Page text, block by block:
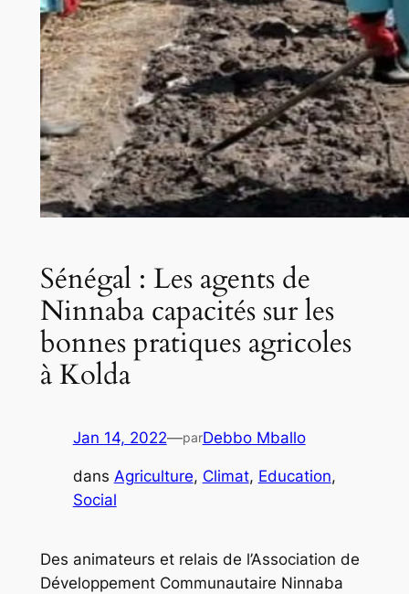
Sénégal : Les agents de
Ninnaba capacités sur les
bonnes pratiques agricoles
à Kolda
Jan 14, 2022—parDebbo Mballo
dans Agriculture, Climat, Education
Social
Des animateurs et relais de l’Association de
Développement Communautaire Ninnaba